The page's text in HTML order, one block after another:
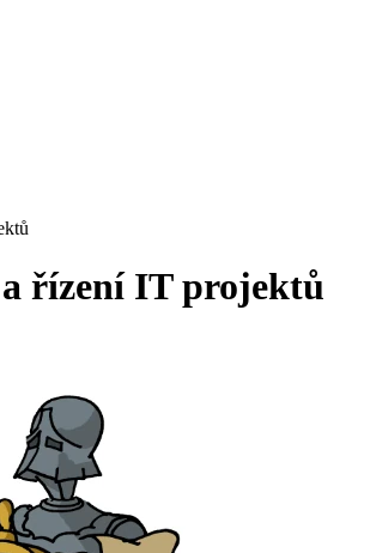
řízení IT projektů